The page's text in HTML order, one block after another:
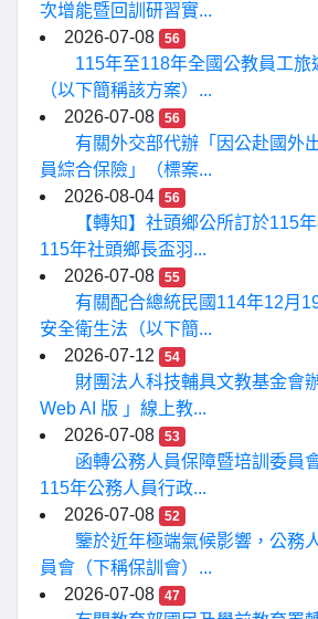
次增能暨回訓研習實...
2026-07-08
56
115年至118年全國公教員工旅
（以下簡稱該方案）...
2026-07-08
56
有關外交部代辦「因公赴國外
員綜合保險」（標案...
2026-08-04
56
【轉知】社頭鄉公所訂於115
115年社頭鄉長盃羽...
2026-07-08
55
有關配合總統民國114年12月
安全衛生法（以下簡...
2026-07-12
54
財團法人科技輔具文教基金會
Web AI 版 」線上教...
2026-07-08
53
函轉公務人員保障暨培訓委員
115年公務人員行政...
2026-07-08
52
鑒於近年極端氣候影響，公務
員會（下稱保訓會）...
2026-07-08
47